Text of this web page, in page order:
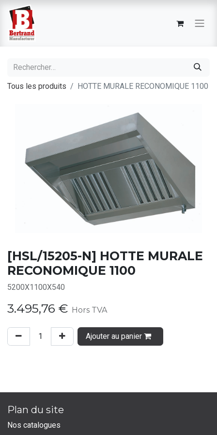
Tous les produits HOTTE MURALE RECONOMIQUE 1100
[HSL/15205-N] HOTTE MURALE
RECONOMIQUE 1100
5200X1100X540
3.495,76 € Hors TVA
Ajouter au panier
Plan du site
Nos catalogues